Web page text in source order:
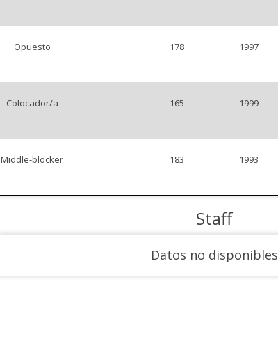
Opuesto 178 1997
Colocador/a 165 1999
Middle-blocker 183 1993
Staff
Datos no disponibles